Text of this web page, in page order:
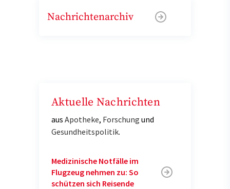
Nachrichtenarchiv
Aktuelle Nachrichten
aus Apotheke, Forschung und
Gesundheitspolitik.
Medizinische Notfälle im
Flugzeug nehmen zu: So
schützen sich Reisende